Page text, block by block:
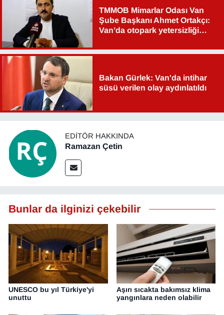
TMMOB Mimarlar Odası Van
Şube Başkanı Ahmet Ortakçı:
Van’da otopark yetersizliği
Bakan Gürlek: Van'da intihar
süsü verilen olay aydınlatıldı
EDITÖR HAKKINDA
Ramazan Çetin
Bunlar da ilginizi çekebilir
UNESCO bu yıl Türkiye'yi
unuttu
Aşırı sıcakta bakımsız klima
yangınlara neden olabilir